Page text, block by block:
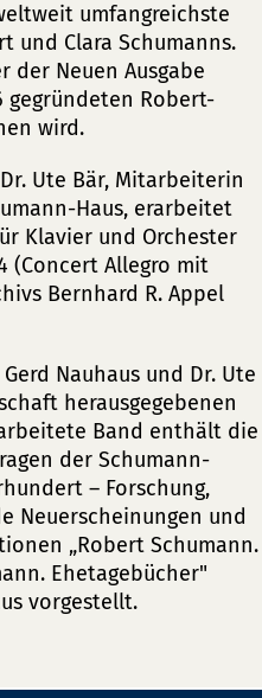
umfangreichste
und Clara Schumanns.
der Neuen Ausgabe
gegründeten Robert-
wird.
Ute Bär, Mitarbeiterin
Haus, erarbeitet
Klavier und Orchester
(Concert Allegro mit
Bernhard R. Appel
Nauhaus und Dr. Ute
herausgegebenen
Band enthält die
der Schumann-
– Forschung,
Neuerscheinungen und
„Robert Schumann.
Ehetagebücher"
vorgestellt.